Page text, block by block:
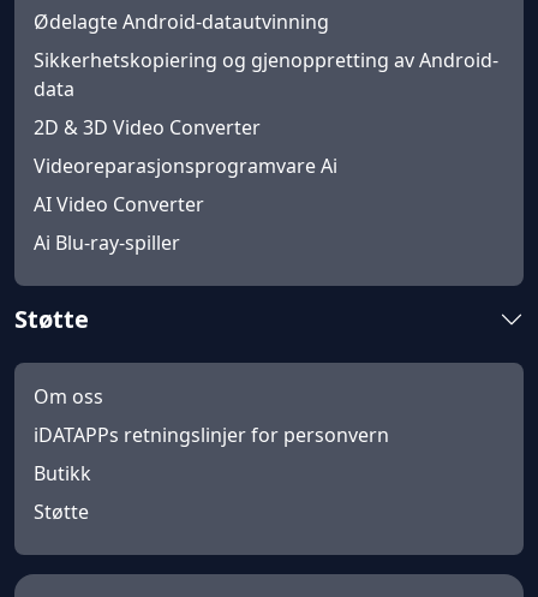
Ødelagte Android-datautvinning
Sikkerhetskopiering og gjenoppretting av Android-
data
2D & 3D Video Converter
Videoreparasjonsprogramvare Ai
AI Video Converter
Ai Blu-ray-spiller
Støtte
Om oss
iDATAPPs retningslinjer for personvern
Butikk
Støtte